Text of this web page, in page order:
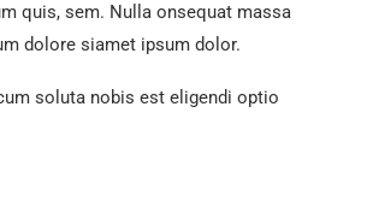
quis, sem. Nulla onsequat massa
dolore siamet ipsum dolor.
soluta nobis est eligendi optio